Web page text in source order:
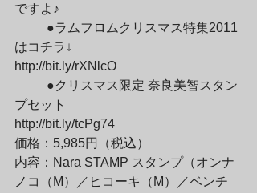
ですよ♪
はコチラ↓
http://bit.ly/rXNlcO
プセット
http://bit.ly/tcPg74
価格：5,985円（税込）
内容：Nara STAMP スタンプ（オンナ
ノコ（M）／ヒコーキ（M）／ベンチ